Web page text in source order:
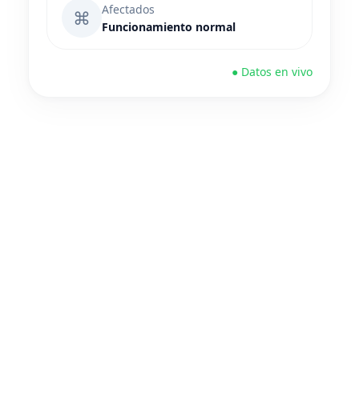
⌘
Afectados
Funcionamiento normal
● Datos en vivo